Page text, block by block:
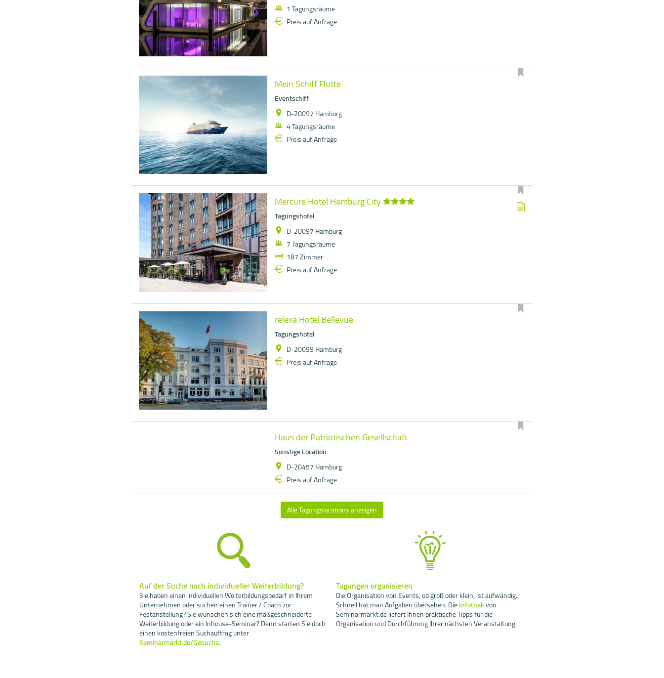
1 Tagungsräume
Preis auf Anfrage
Mein Schiff Flotte
Eventschiff
D-20097 Hamburg
4 Tagungsräume
Preis auf Anfrage
Mercure Hotel Hamburg City
Tagungshotel
D-20097 Hamburg
7 Tagungsräume
187 Zimmer
Preis auf Anfrage
relexa Hotel Bellevue
Tagungshotel
D-20099 Hamburg
Preis auf Anfrage
Haus der Patriotischen Gesellschaft
Sonstige Location
D-20457 Hamburg
Preis auf Anfrage
Alle Tagungslocations anzeigen
Auf der Suche nach individueller Weiterbildung?
Sie haben einen individuellen Weiterbildungsbedarf in Ihrem
Unternehmen oder suchen einen Trainer / Coach zur
Festanstellung? Sie wünschen sich eine maßgeschneiderte
Weiterbildung oder ein Inhouse-Seminar? Dann starten Sie doch
einen kostenfreien Suchauftrag unter
Seminarmarkt.de/Gesuche.
Tagungen organisieren
Die Organisation von Events, ob groß oder klein, ist aufwändig.
Schnell hat man Aufgaben übersehen. DieInfothekvon
Seminarmarkt.de liefert Ihnen praktische Tipps für die
Organisation und Durchführung Ihrer nächsten Veranstaltung.